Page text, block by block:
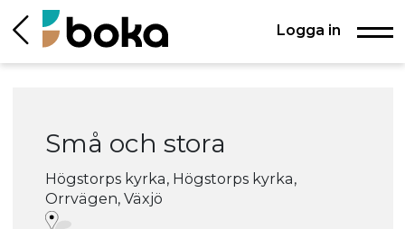
Logga in
Små och stora
Högstorps kyrka, Högstorps kyrka,
Orrvägen, Växjö